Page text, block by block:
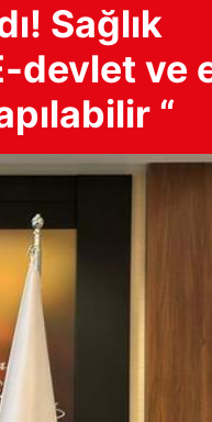
Sağlık
devlet ve
“